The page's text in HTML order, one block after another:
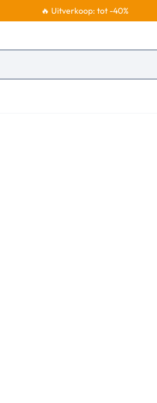
🔥 Uitverkoop: tot -40%